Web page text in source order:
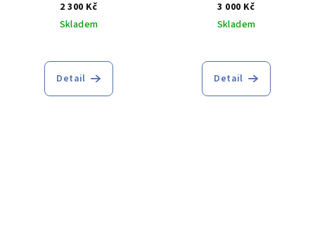
2 300 Kč
Skladem
Detail
3 000 Kč
Skladem
Detail